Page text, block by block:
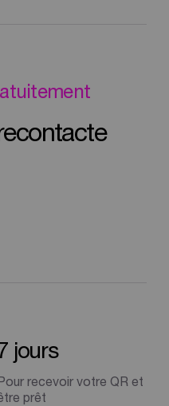
jours
recevoir votre QR et
prêt